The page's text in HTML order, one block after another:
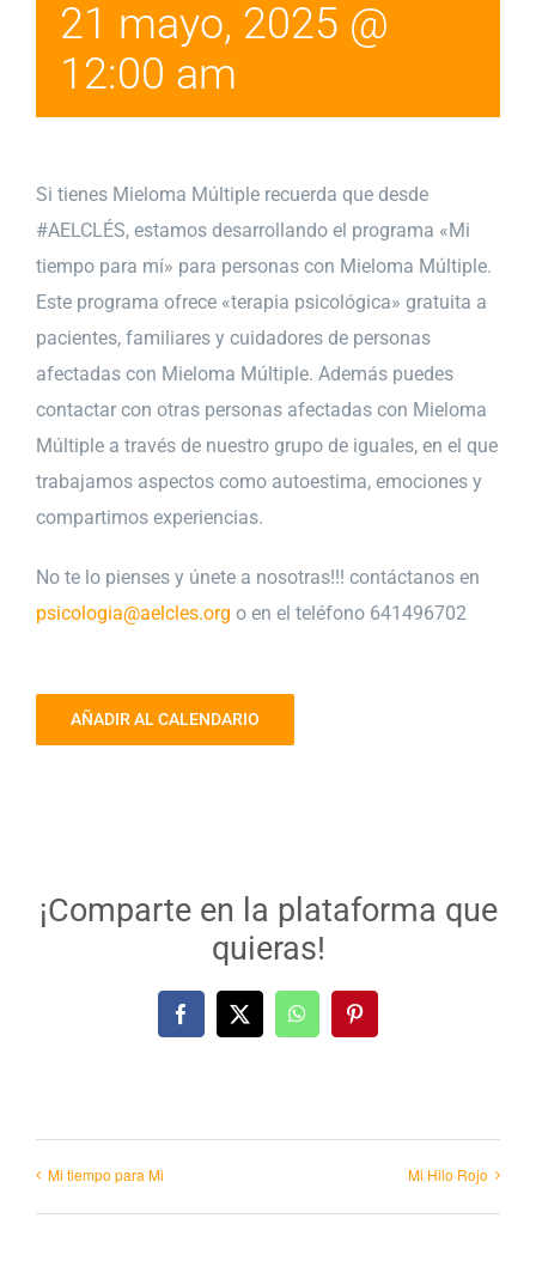
21 mayo, 2025 @
12:00 am
Si tienes Mieloma Múltiple recuerda que desde
#AELCLÉS, estamos desarrollando el programa «Mi
tiempo para mí» para personas con Mieloma Múltiple.
Este programa ofrece «terapia psicológica» gratuita a
pacientes, familiares y cuidadores de personas
afectadas con Mieloma Múltiple. Además puedes
contactar con otras personas afectadas con Mieloma
Múltiple a través de nuestro grupo de iguales, en el que
trabajamos aspectos como autoestima, emociones y
compartimos experiencias.
No te lo pienses y únete a nosotras!!! contáctanos en
psicologia@aelcles.org o en el teléfono 641496702
AÑADIR AL CALENDARIO
¡Comparte en la plataforma que
quieras!
Facebook
X WhatsAppPinterest
Mi tiempo para Mi Mi Hilo Rojo